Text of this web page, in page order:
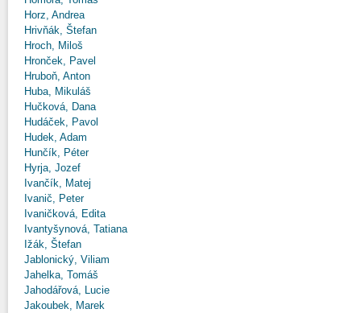
Horz, Andrea
Hrivňák, Štefan
Hroch, Miloš
Hronček, Pavel
Hruboň, Anton
Huba, Mikuláš
Hučková, Dana
Hudáček, Pavol
Hudek, Adam
Hunčík, Péter
Hyrja, Jozef
Ivančík, Matej
Ivanič, Peter
Ivaničková, Edita
Ivantyšynová, Tatiana
Ižák, Štefan
Jablonický, Viliam
Jahelka, Tomáš
Jahodářová, Lucie
Jakoubek, Marek